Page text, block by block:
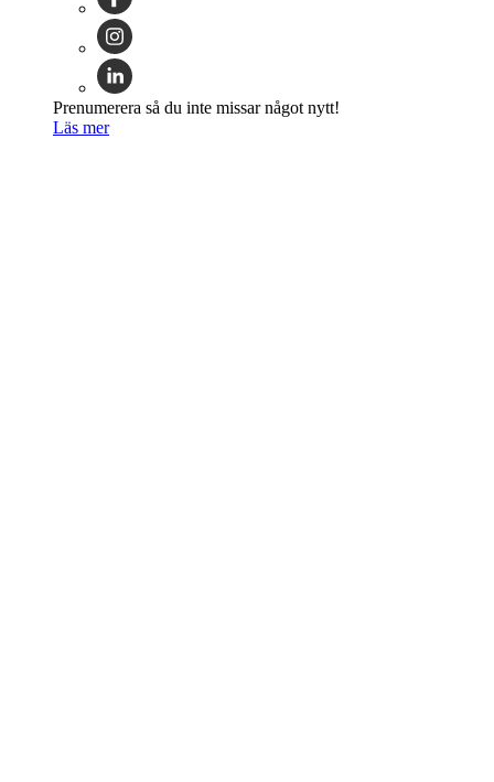
Prenumerera så du inte missar något nytt!
Läs mer